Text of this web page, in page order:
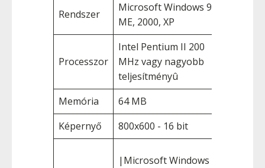
Rendszer
Microsoft Windows 98,
ME, 2000, XP
Processzor
Intel Pentium II 200
MHz vagy nagyobb
teljesítményû
Memória
64 MB
Képernyő
800x600 - 16 bit
|Microsoft Windows